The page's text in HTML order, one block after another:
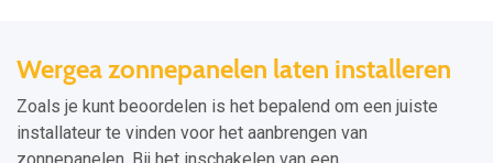
Wergea zonnepanelen laten installeren
Zoals je kunt beoordelen is het bepalend om een juiste
installateur te vinden voor het aanbrengen van